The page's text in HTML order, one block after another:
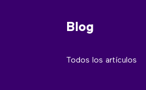
Blog
Todos los artículos